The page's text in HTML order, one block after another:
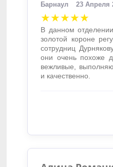
Барнаул
23 Апреля
★★★★★
В данном
золотой короне
сотрудниц
они очень похоже
вежливые,
и качественно.